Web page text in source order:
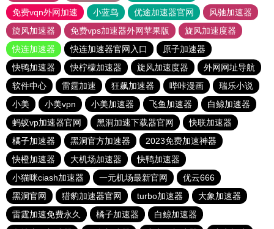
免费vqn外网加速
小蓝鸟 优途加速器官网
风驰加速器
旋风加速器
免费vps加速器外网苹果版
旋风加速度器
快连加速器
快连加速器官网入口
原子加速器
快鸭加速器
快柠檬加速器 旋风加速度器
外网网址导航
软件中心
雷霆加速 狂飙加速器 哔咔漫画
瑞乐小说
小美
小美vpn 小美加速器 飞鱼加速器
白鲸加速器
蚂蚁vp加速器官网
黑洞加速下载器官网
快联加速器
橘子加速器
黑洞官方加速器
2023免费加速神器
快橙加速器
大机场加速器
快鸭加速器
小猫咪ciash加速器
一元机场最新官网
优云666
黑洞官网
猎豹加速器官网 turbo加速器
大象加速器
雷霆加速免费永久
橘子加速器
白鲸加速器